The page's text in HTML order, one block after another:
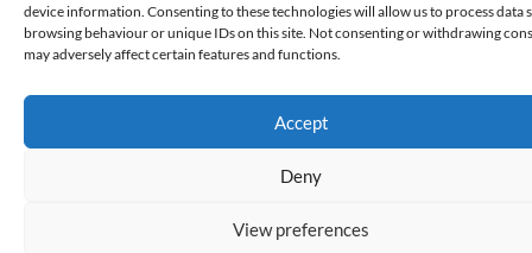
device information. Consenting to these technologies will allow us to process data
browsing behaviour or unique IDs on this site. Not consenting or withdrawing
may adversely affect certain features and functions.
Accept
Deny
View preferences